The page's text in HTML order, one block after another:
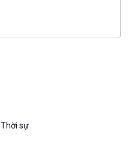
Chuyện đêm
Thời sự